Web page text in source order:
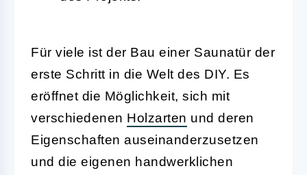
Für viele ist der Bau einer Saunatür der
erste Schritt in die Welt des DIY. Es
eröffnet die Möglichkeit, sich mit
verschiedenen Holzarten und deren
Eigenschaften auseinanderzusetzen
und die eigenen handwerklichen